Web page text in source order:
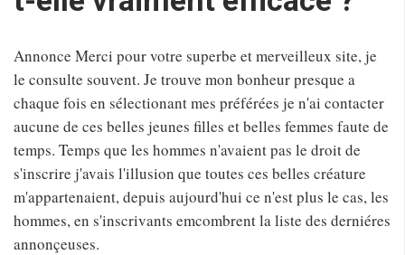
Annonce Merci pour votre superbe et merveilleux site, je
le consulte souvent. Je trouve mon bonheur presque a
chaque fois en sélectionant mes préférées je n'ai contacter
aucune de ces belles jeunes filles et belles femmes faute de
temps. Temps que les hommes n'avaient pas le droit de
s'inscrire j'avais l'illusion que toutes ces belles créature
m'appartenaient, depuis aujourd'hui ce n'est plus le cas, les
hommes, en s'inscrivants emcombrent la liste des derniéres
annonçeuses.